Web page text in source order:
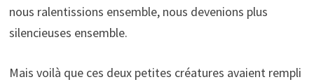
nous ralentissions ensemble, nous devenions plus
silencieuses ensemble.
Mais voilà que ces deux petites créatures avaient rempli